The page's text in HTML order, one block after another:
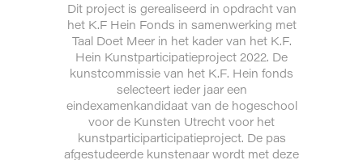
Dit project is gerealiseerd in opdracht van
het K.F Hein Fonds in samenwerking met
Taal Doet Meer in het kader van het K.F.
Hein Kunstparticipatieproject 2022. De
kunstcommissie van het K.F. Hein fonds
selecteert ieder jaar een
eindexamenkandidaat van de hogeschool
voor de Kunsten Utrecht voor het
kunstparticiparticipatieproject. De pas
afgestudeerde kunstenaar wordt met deze